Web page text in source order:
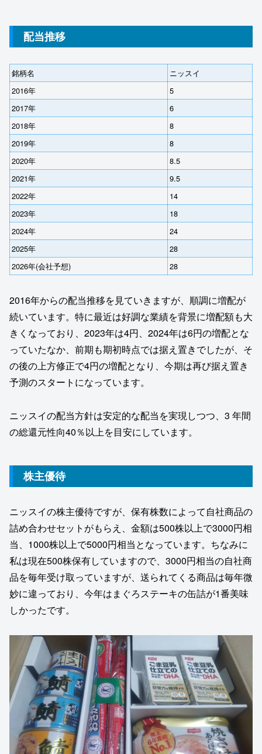
配当推移
銘柄名
ニッスイ
2016年
5
2017年
6
2018年
8
2019年
8
2020年
8.5
2021年
9.5
2022年
14
2023年
18
2024年
24
2025年
28
2026年(会社予想)
28
2016年からの配当推移を見ていきますが、順調に増配が
続いています。特に最近は好調な業績を背景に増配額も大
きくなっており、2023年は4円、2024年は6円の増配とな
っていたなか、前期も期初時点では据え置きでしたが、そ
の後の上方修正で4円の増配となり、今期は再び据え置き
予測のスタートになっています。
ニッスイの配当方針は安定的な配当を実現しつつ、3 年間
の総還元性向40％以上を目安にしています。
株主優待
ニッスイの株主優待ですが、保有株数によって自社商品の
詰め合わせセットがもらえ、金額は500株以上で3000円相
当、1000株以上で5000円相当となっています。ちなみに
私は現在500株保有していますので、3000円相当の自社商
品を毎年受け取っていますが、送られてくる商品は毎年微
妙に違っており、今年はまぐろステーキの缶詰が1番美味
しかったです。